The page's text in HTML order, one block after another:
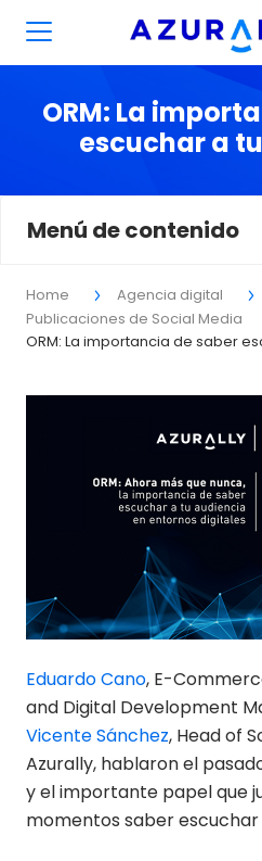
ORM: La
escuchar a
Home Agencia digital
Publicaciones de Social Media
ORM: La importancia de saber
Menú de contenido
Eduardo Cano, E-
and Digital Development
Vicente Sánchez, Head of
Azurally, hablaron el
y el importante papel que
momentos saber escuchar